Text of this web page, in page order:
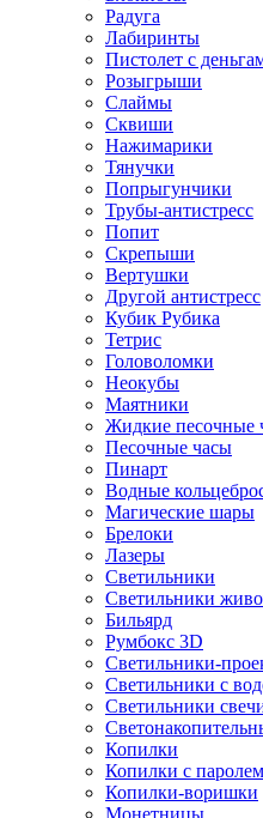
Радуга
Лабиринты
Пистолет с
Розыгрыши
Слаймы
Сквиши
Нажимарики
Тянучки
Попрыгунчики
Трубы-антистресс
Попит
Скрепыши
Вертушки
Другой антистресс
Кубик Рубика
Тетрис
Головоломки
Неокубы
Маятники
Жидкие песочные
Песочные часы
Пинарт
Водные
Магические шары
Брелоки
Лазеры
Светильники
Светильники
Бильярд
Румбокс 3D
Светильники-
Светильники с
Светильники
Копилки
Копилки с паролем
Копилки-воришки
Монетницы